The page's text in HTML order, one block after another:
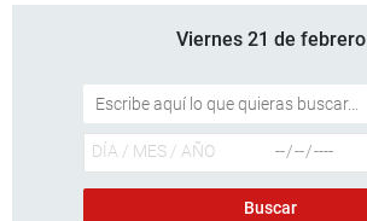
Viernes 21 de febrero